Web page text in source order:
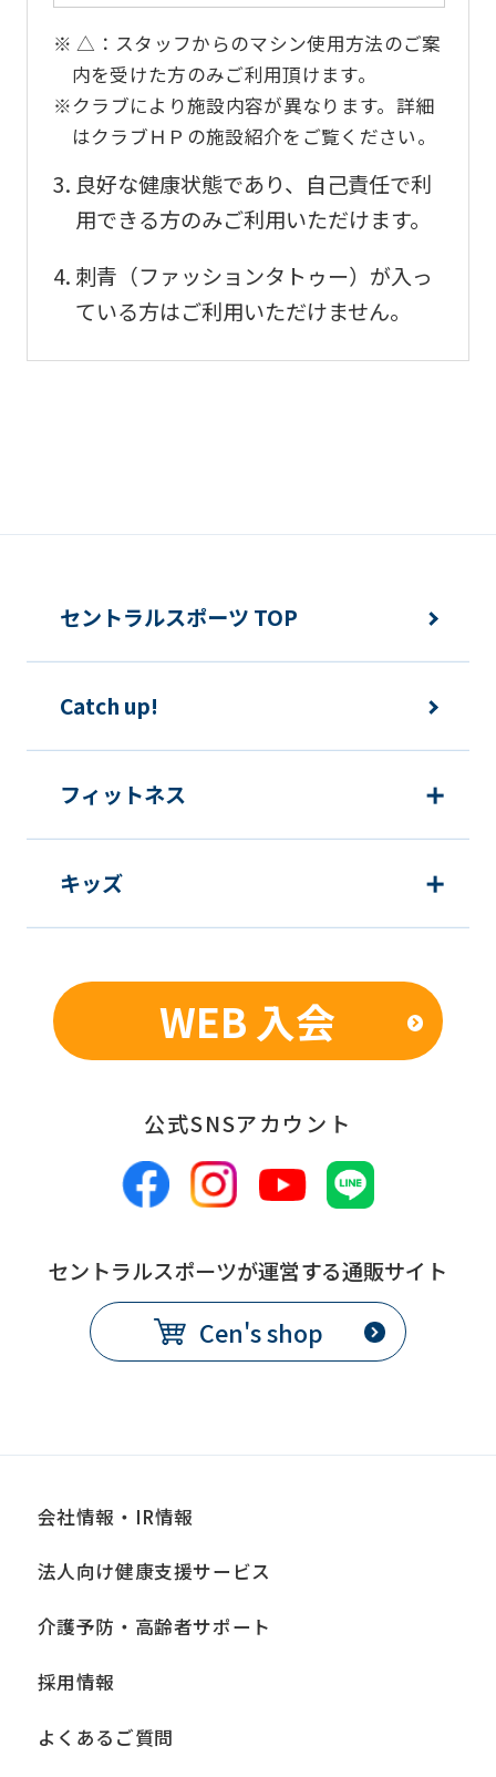
※ △：スタッフからのマシン使用方法のご案
内を受けた方のみご利用頂けます。
※クラブにより施設内容が異なります。詳細
はクラブＨＰの施設紹介をご覧ください。
良好な健康状態であり、自己責任で利
用できる方のみご利用いただけます。
刺青（ファッションタトゥー）が入っ
ている方はご利用いただけません。
セントラルスポーツ TOP
Catch up!
フィットネス
キッズ
WEB 入会
公式SNSアカウント
セントラルスポーツが運営する通販サイト
Cen's shop
会社情報・IR情報
法人向け健康支援サービス
介護予防・高齢者サポート
採用情報
よくあるご質問